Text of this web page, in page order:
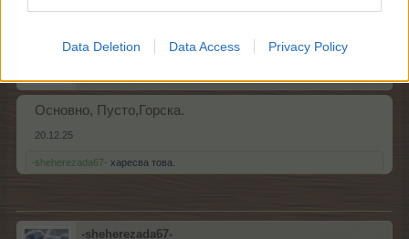
Data Deletion Data Access Privacy Policy
лудакрава1
Основно, Пусто,Горска.
20.12.25
-sheherezada67- харесва това.
-sheherezada67-